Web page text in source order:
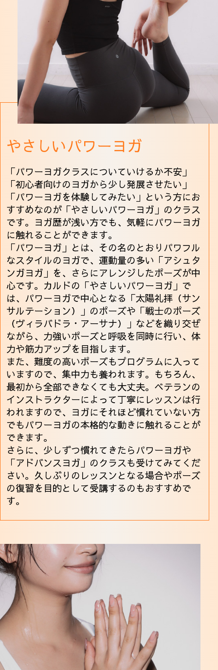
やさしいパワーヨガ
「パワーヨガクラスについていけるか不安」
「初心者向けのヨガから少し発展させたい」
「パワーヨガを体験してみたい」という方にお
すすめなのが「やさしいパワーヨガ」のクラス
です。ヨガ歴が浅い方でも、気軽にパワーヨガ
に触れることができます。
「パワーヨガ」とは、その名のとおりパワフル
なスタイルのヨガで、運動量の多い「アシュタ
ンガヨガ」を、さらにアレンジしたポーズが中
心です。カルドの「やさしいパワーヨガ」で
は、パワーヨガで中心となる「太陽礼拝（サン
サルテーション）」のポーズや「戦士のポーズ
（ヴィラバドラ・アーサナ）」などを織り交ぜ
ながら、力強いポーズと呼吸を同時に行い、体
力や筋力アップを目指します。
また、難度の高いポーズもプログラムに入って
いますので、集中力も養われます。もちろん、
最初から全部できなくても大丈夫。ベテランの
インストラクターによって丁寧にレッスンは行
われますので、ヨガにそれほど慣れていない方
でもパワーヨガの本格的な動きに触れることが
できます。
さらに、少しずつ慣れてきたらパワーヨガや
「アドバンスヨガ」のクラスも受けてみてくだ
さい。久しぶりのレッスンとなる場合やポーズ
の復習を目的として受講するのもおすすめで
す。